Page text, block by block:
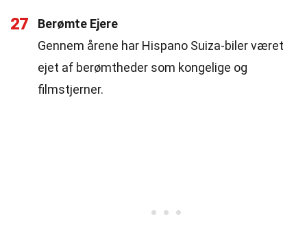
27
Berømte Ejere
Gennem årene har Hispano Suiza-biler været
ejet af berømtheder som kongelige og
filmstjerner.